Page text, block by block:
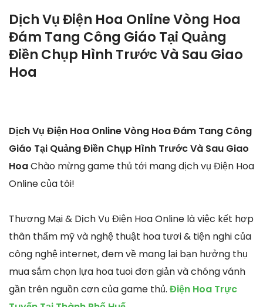
Dịch Vụ Điện Hoa Online Vòng Hoa
Đám Tang Công Giáo Tại Quảng
Điền Chụp Hình Trước Và Sau Giao
Hoa
Dịch Vụ Điện Hoa Online Vòng Hoa Đám Tang Công
Giáo Tại Quảng Điền Chụp Hình Trước Và Sau Giao
HoaChào mừng game thủ tới mang dịch vụ Điện Hoa
Online của tôi!
Thương Mại & Dịch Vụ Điện Hoa Online là việc kết hợp
thân thẩm mỹ và nghệ thuật hoa tươi & tiện nghi của
công nghệ internet, đem về mang lại bạn hưởng thụ
mua sắm chọn lựa hoa tuoi đơn giản và chóng vánh
gần trên nguồn cơn của game thủ. Điện Hoa Trực